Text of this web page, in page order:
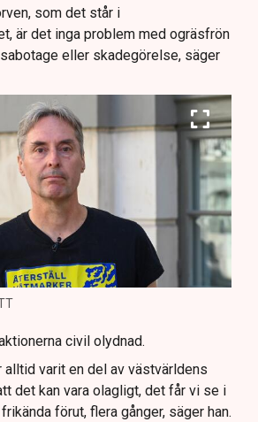
som det står i
är det inga problem med ogräsfrön
eller skadegörelse, säger
civil olydnad.
alltid varit en del av västvärldens
det kan vara olagligt, det får vi se i
förut, flera gånger, säger han.